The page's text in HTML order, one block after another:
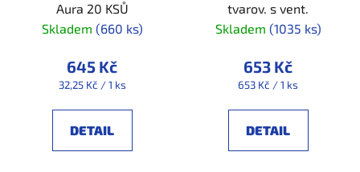
Aura 20 KSŮ
Skladem (660 ks)
645 Kč
Měrná
32,25 Kč / 1 ks
DETAIL
tvarov. s vent.
Skladem (1035 ks)
653 Kč
Měrná
653 Kč / 1 ks
DETAIL